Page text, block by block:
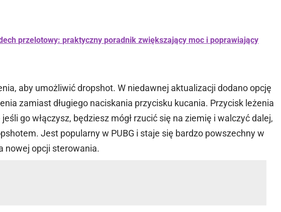
przelotowy: praktyczny poradnik zwiększający moc i poprawiający
aby umożliwić dropshot. W niedawnej aktualizacji dodano opcję
zamiast długiego naciskania przycisku kucania. Przycisk leżenia
go włączysz, będziesz mógł rzucić się na ziemię i walczyć dalej,
Jest popularny w PUBG i staje się bardzo powszechny w
nowej opcji sterowania.